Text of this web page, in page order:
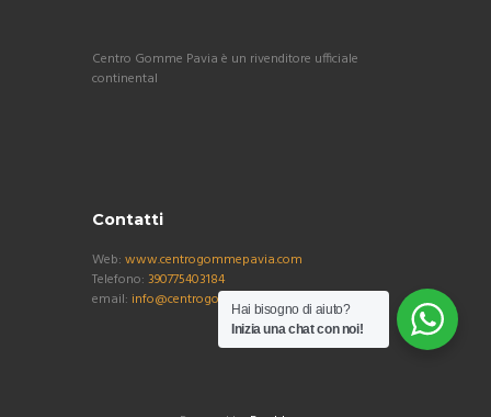
Centro Gomme Pavia è un rivenditore ufficiale
continental
Contatti
Web: www.centrogommepavia.com
Telefono: 390775403184
email: info@centrogommepavia.com
Hai bisogno di aiuto?
Inizia una chat con noi!